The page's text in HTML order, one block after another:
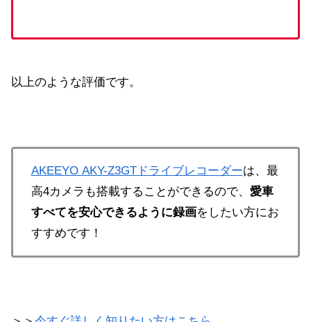
以上のような評価です。
AKEEYO AKY-Z3GTドライブレコーダーは、最
高4カメラも搭載することができるので、 愛車
すべてを安心できるように録画をしたい方にお
すすめです！